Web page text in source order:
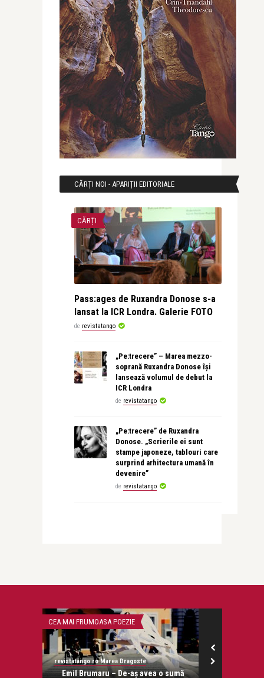
CĂRȚI NOI - APARIȚII EDITORIALE
CĂRȚI
Pass:ages de Ruxandra Donose s-a
lansat la ICR Londra. Galerie FOTO
de revistatango
„Pe:trecere” – Marea mezzo-
soprană Ruxandra Donose își
lansează volumul de debut la
ICR Londra
de revistatango
„Pe:trecere” de Ruxandra
Donose. „Scrierile ei sunt
stampe japoneze, tablouri care
surprind arhitectura umană în
devenire”
de revistatango
CEA MAI FRUMOASA POEZIE
revistatango.ro Marea Dragoste
Emil Brumaru – De-aș avea o sumă